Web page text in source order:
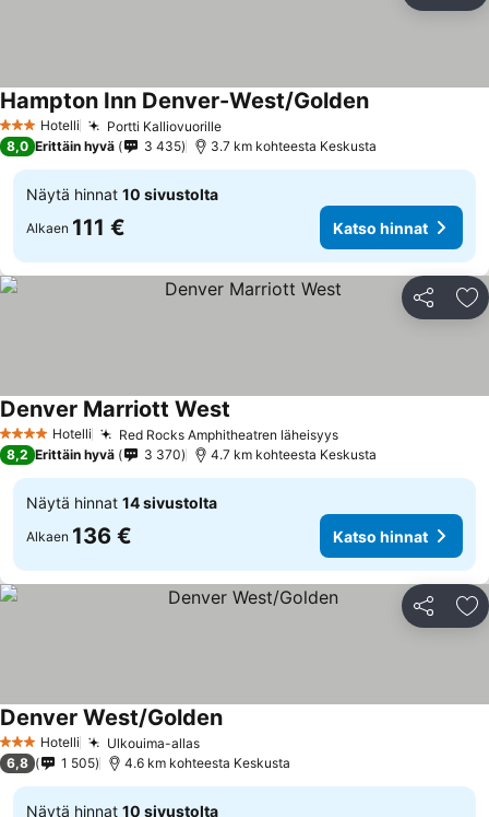
3 Tähtiluokitus
Hotelli Portti KalliovuorilleKatso hinnat
Hampton Inn Denver-West/GoldenKatso hinnat
8,0 Erittäin hyvä 3 435 3.7 km kohteesta Keskusta
Näytä hinnat 10 sivustolta
Alkaen 111 € Katso hinnat
Jaa
4 Tähtiluokitus
Hotelli Red Rocks Amphitheatren läheisyysKatso hinnat
Denver Marriott West
8,2 Erittäin hyvä 3 370 4.7 km kohteesta Keskusta
Näytä hinnat 14 sivustolta
Alkaen 136 € Katso hinnat
Jaa
3 Tähtiluokitus
Hotelli Ulkouima-allasKatso hinnat
Denver West/GoldenKatso hinnat
6,8 1 505 4.6 km kohteesta Keskusta
Näytä hinnat 10 sivustolta